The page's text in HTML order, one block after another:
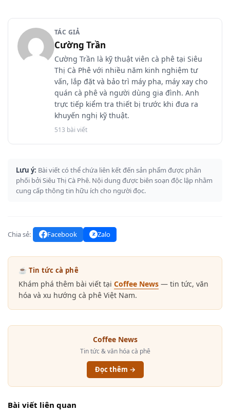
TÁC GIẢ
Cường Trần
Cường Trần là kỹ thuật viên cà phê tại Siêu
Thị Cà Phê với nhiều năm kinh nghiệm tư
vấn, lắp đặt và bảo trì máy pha, máy xay cho
quán cà phê và người dùng gia đình. Anh
trực tiếp kiểm tra thiết bị trước khi đưa ra
khuyến nghị kỹ thuật.
513 bài viết
Lưu ý: Bài viết có thể chứa liên kết đến sản phẩm được phân
phối bởi Siêu Thị Cà Phê. Nội dung được biên soạn độc lập nhằm
cung cấp thông tin hữu ích cho người đọc.
Chia sẻ: Facebook Zalo
☕ Tin tức cà phê
Khám phá thêm bài viết tại Coffee News — tin tức, văn
hóa và xu hướng cà phê Việt Nam.
Coffee News
Tin tức & văn hóa cà phê
Đọc thêm →
Bài viết liên quan